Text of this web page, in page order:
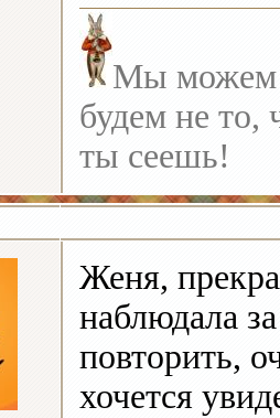
Мы можем
будем не то,
ты сеешь!
Женя,
наблюдала
повторить,
хочется